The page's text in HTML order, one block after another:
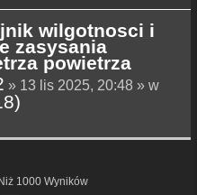
wilgotnosci i
zasysania
powietrza
» 13 lis 2025, 20:48 » w
1000 Wyników